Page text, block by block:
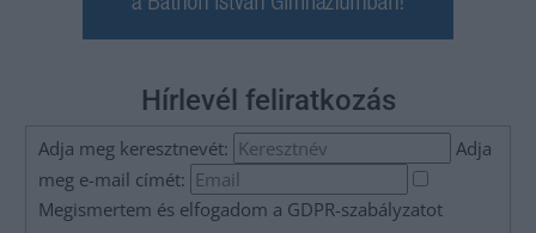
Hírlevél feliratkozás
Adja meg keresztnevét:
Adja
meg e-mail címét:
Megismertem és elfogadom a GDPR-szabályzatot